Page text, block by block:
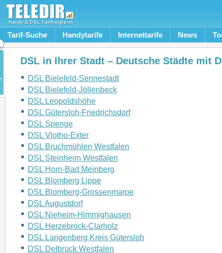
Tarif-Suche Handytarife Internettarife News
DSL in Ihrer Stadt – Deutsche Städte mit
DSL Bielefeld-Sennestadt
DSL Bielefeld-Jöllenbeck
DSL Leopoldshöhe
DSL Gütersloh-Friedrichsdorf
DSL Spenge
DSL Vlotho-Exter
DSL Bruchmühlen Westfalen
DSL Steinheim Westfalen
DSL Horn-Bad Meinberg
DSL Blomberg Lippe
DSL Blomberg-Grossenmarpe
DSL Augustdorf
DSL Nieheim-Himmighausen
DSL Herzebrock-Clarholz
DSL Langenberg Kreis Gütersloh
DSL Delbrück Westfalen